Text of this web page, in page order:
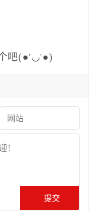
吧(●'◡'●)